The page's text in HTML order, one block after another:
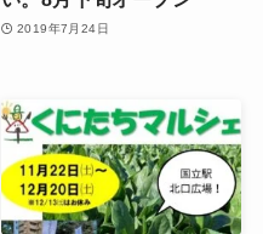
2019年7月24日